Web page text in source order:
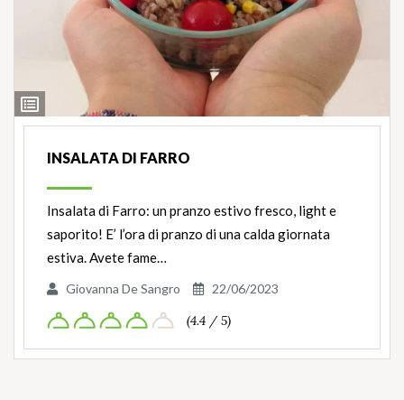
Ingredienti
INSALATA DI FARRO
Insalata di Farro: un pranzo estivo fresco, light e
saporito! E’ l’ora di pranzo di una calda giornata
estiva. Avete fame…
Giovanna De Sangro 22/06/2023
(4.4 / 5)